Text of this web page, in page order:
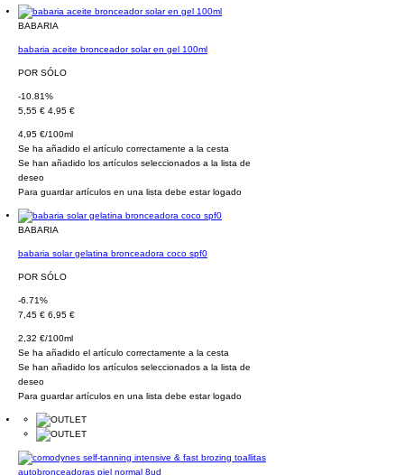
BABARIA
babaria aceite bronceador solar en gel 100ml
POR SÓLO
-10.81%
5,55 € 4,95 €
4,95 €/100ml
Se ha añadido el artículo correctamente a la cesta
Se han añadido los artículos seleccionados a la lista de
deseo
Para guardar artículos en una lista debe estar logado
BABARIA
babaria solar gelatina bronceadora coco spf0
POR SÓLO
-6.71%
7,45 € 6,95 €
2,32 €/100ml
Se ha añadido el artículo correctamente a la cesta
Se han añadido los artículos seleccionados a la lista de
deseo
Para guardar artículos en una lista debe estar logado